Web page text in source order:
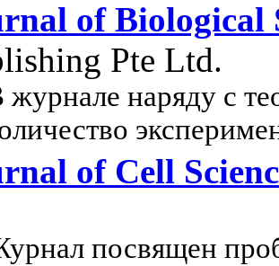
of Biological
Pte Ltd.
журнале наряду с
of Cell
посвящен